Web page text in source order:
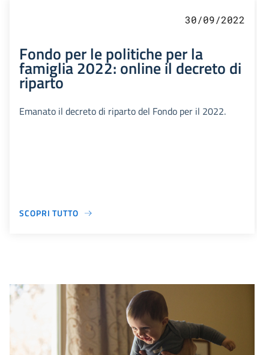
30/09/2022
Fondo per le politiche per la
famiglia 2022: online il decreto di
riparto
Emanato il decreto di riparto del Fondo per il 2022.
SCOPRI TUTTO